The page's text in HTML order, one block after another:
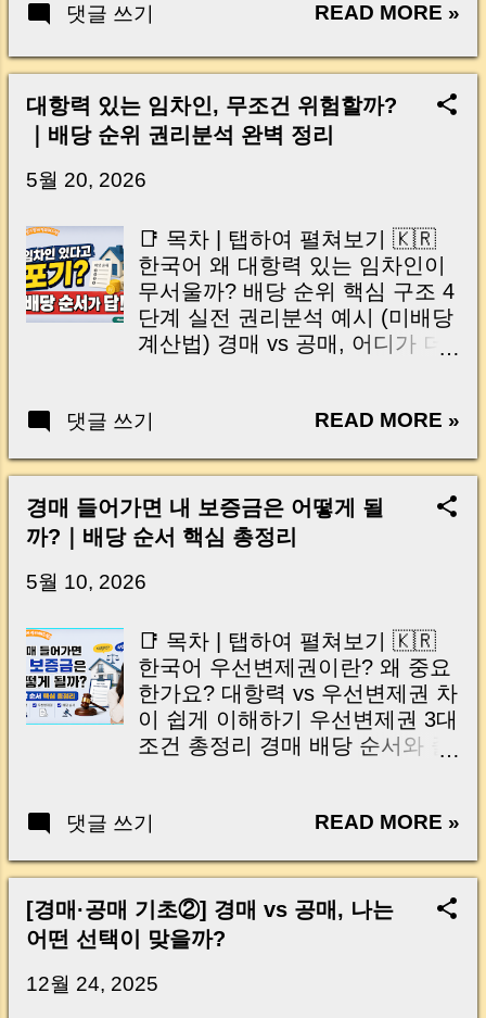
Your Account Is It Safe If the Seller Has a
Real Risks and Mistakes to Avoid MoneyLog
Key Takeaway 혹시 이런 생각 해보신 적 있으
신가요? “잔금일… 그냥 돈 보내고 끝나는 거 아
닌가요?” 하지만 현장에서 보면 전혀 그렇지 않
습니다. 잔금일은 ‘서류 몇 장 처리하는 날’이 아
이는 가장 긴장되는 순간 입니다. 실제로 제가
중개 현장에서 겪었던 일입니다. 금요일 오후 3
시, 이체 한도에 막혀 송금이 멈췄고 그 자리에
서 계약이 무산될 뻔한 아찔한 상황이 있었습니
다. 또 어떤 분은 이렇게 말씀하십니다. “내 대출
인데 왜 내 통장으로 안 들어오죠?” “매도인이 대
사실은 ‘구조’를 몰라서 생기는 걱정입니다. 그래
서 오늘은 잔금일에 실제로 돈이 어떻게 움직이
는지, 왜 사고가 나는지, 그리고 무엇을 꼭 준비
드리겠습니다. 이 글 하나만 제대로 이해하시면,
잔금일이 더 이상 두려운 날이 아니라 “내 집을
Introduction (Tap to expand) Have you ever
댓글 쓰기 READ MORE »
대항력 있는 임차인, 무조건 위험할까?
｜배당 순위 권리분석 완벽 정리
5월 20, 2026
📑 목차 | 탭하여 펼쳐보기 🇰🇷
한국어 왜 대항력 있는 임차인이
무서울까? 배당 순위 핵심 구조 4
단계 실전 권리분석 예시 (미배당
계산법) 경매 vs 공매, 어디가 더
with Opposability Feel Risky 4-
Structure Real Case Analysis
Example Auction vs Public Sale
Checklist + Q&A 안녕하세요! 여
러분의 성공적인 재테크 파트너
머니로그(MoneyBee) 입니다. 🐝
장 많이 듣는 말이 있습니다. "대
항력 있는 임차인? 그 물건은 위
험하니까 그냥 패스하세요." 실
제로 많은 분들이 임차인 보증금
을 추가로 떠안게 될까 봐 겁부터
나곤 합니다. 그런데 재미있는 사
들은 오히려 이런 물건을 좋아합
니다. 왜일까요? 남들이 복잡하
다고 피하는 순간, 경쟁자는 줄어
다. 사실 대항력 있는 임차인 자체
가 위험한 것이 아니라, "배당 순
이 위험한 것입니다. 누가 먼저
댓글 쓰기 READ MORE »
경매 들어가면 내 보증금은 어떻게 될
까?｜배당 순서 핵심 총정리
5월 10, 2026
📑 목차 | 탭하여 펼쳐보기 🇰🇷
한국어 우선변제권이란? 왜 중요
한가요? 대항력 vs 우선변제권 차
이 쉽게 이해하기 우선변제권 3대
조건 총정리 경매 배당 순서와 줄
Q&A 🇺🇸 English | Tap to Open
Right? Opposability vs Priority
Repayment 3 Essential
Requirements How Distribution
Priority Works Tips for Auction
Beginners Frequently Asked
댓글 쓰기 READ MORE »
[경매·공매 기초②] 경매 vs 공매, 나는
어떤 선택이 맞을까?
12월 24, 2025